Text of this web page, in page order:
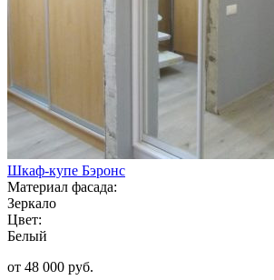
Шкаф-купе Бэронс
Материал фасада:
Зеркало
Цвет:
Белый
от 48 000 руб.